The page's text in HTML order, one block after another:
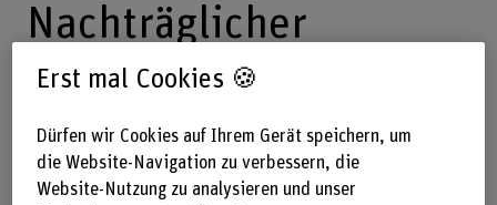
Nachträglicher
Titelerwerb
Der nachträgliche Titelerwerb
Erst mal Cookies 🍪
Dürfen wir Cookies auf Ihrem Gerät speichern, um
die Website-Navigation zu verbessern, die
Website-Nutzung zu analysieren und unser